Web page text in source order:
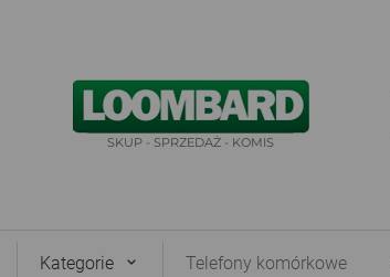
SKUP - SPRZEDAŻ - KOMIS
Kategorie Telefony komórkowe